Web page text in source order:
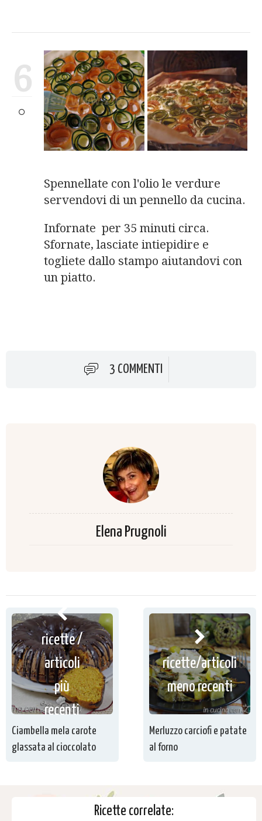
6
Spennellate con l'olio le verdure
servendovi di un pennello da cucina.
Infornate per 35 minuti circa.
Sfornate, lasciate intiepidire e
togliete dallo stampo aiutandovi con
un piatto.
3 COMMENTI
Elena Prugnoli
ricette /
articoli
più
recenti
Ciambella mela carote
glassata al cioccolato
ricette/articoli
meno recenti
Merluzzo carciofi e patate
al forno
Ricette correlate: